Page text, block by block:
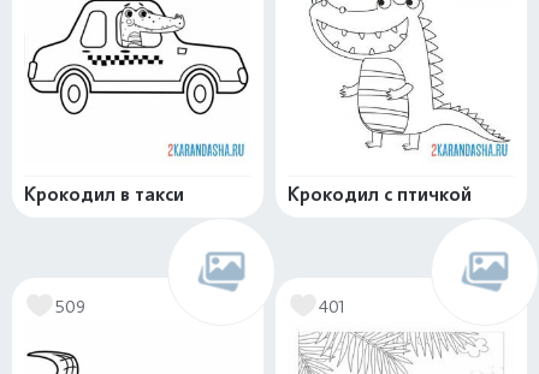
Крокодил в такси Крокодил с птичкой
509 401